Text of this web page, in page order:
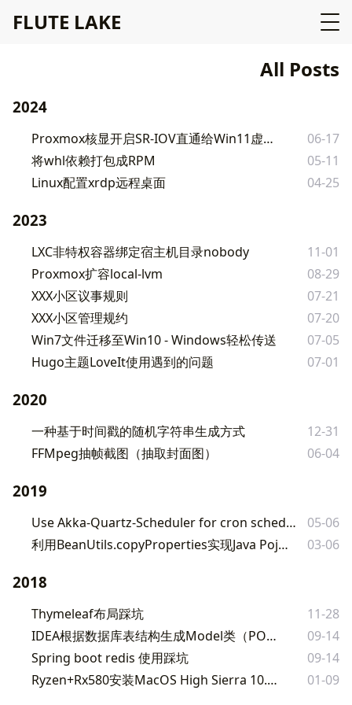
FLUTE LAKE
All Posts
2024
Proxmox核显开启SR-IOV直通给Win11虚拟机
06-17
将whl依赖打包成RPM
05-11
Linux配置xrdp远程桌面
04-25
2023
LXC非特权容器绑定宿主机目录nobody
11-01
Proxmox扩容local-lvm
08-29
XXX小区议事规则
07-21
XXX小区管理规约
07-20
Win7文件迁移至Win10 - Windows轻松传送
07-05
Hugo主题LoveIt使用遇到的问题
07-01
2020
一种基于时间戳的随机字符串生成方式
12-31
FFMpeg抽帧截图（抽取封面图）
06-04
2019
Use Akka-Quartz-Scheduler for cron schedule in Play Framework 2.7
05-06
利用BeanUtils.copyProperties实现Java Pojo的单元测试覆盖
03-06
2018
Thymeleaf布局踩坑
11-28
IDEA根据数据库表结构生成Model类（POJO）
09-14
Spring boot redis 使用踩坑
09-14
Ryzen+Rx580安装MacOS High Sierra 10.13.2
01-09